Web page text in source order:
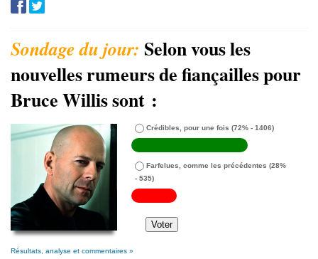
Selon vous les
nouvelles rumeurs de fiançailles pour
Bruce Willis sont :
Crédibles, pour une fois (72% - 1406)
Farfelues, comme les précédentes (28%
- 535)
Résultats, analyse et commentaires »